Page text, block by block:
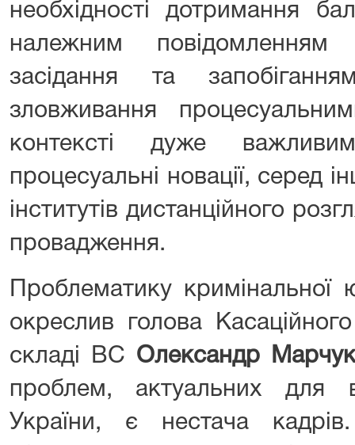
необхідності дотримання
належним
засідання та
зловживання
контексті дуже
процесуальні новації, серед
інститутів дистанційного
провадження.
Проблематику кримінальної
окреслив голова
складі ВС Олександр Марчук
проблем, актуальних для
України, є нестача